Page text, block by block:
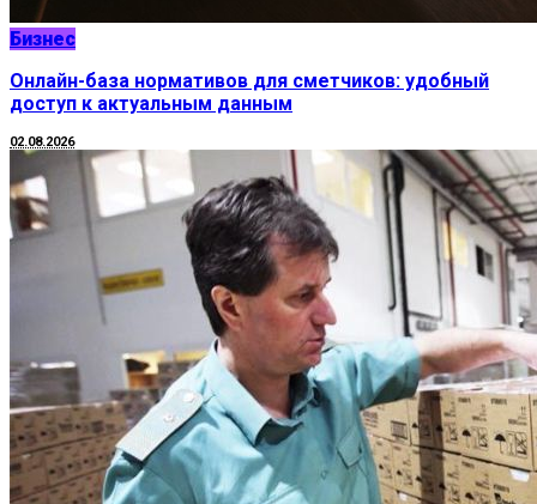
Бизнес
Онлайн-база нормативов для сметчиков: удобный
доступ к актуальным данным
02.08.2026